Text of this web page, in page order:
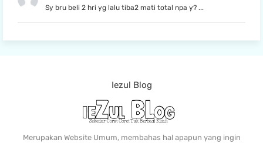
Sy bru beli 2 hri yg lalu tiba2 mati total npa y? ...
Iezul Blog
Merupakan Website Umum, membahas hal apapun yang ingin